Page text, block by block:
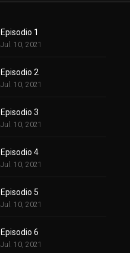
Episodio 1
Jul. 10, 2021
Episodio 2
Jul. 10, 2021
Episodio 3
Jul. 10, 2021
Episodio 4
Jul. 10, 2021
Episodio 5
Jul. 10, 2021
Episodio 6
Jul. 10, 2021